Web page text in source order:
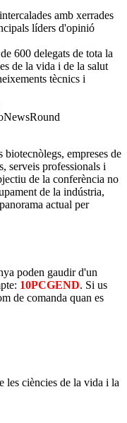
amb xerrades
líders d'opinió
600 delegats de tota la
de la vida i de la salut
tècnics i
empreses de
serveis professionals i
de la conferència no
de la indústria,
actual per
poden gaudir d'un
10PCGEND. Si us
de comanda quan es
les ciències de la vida i la